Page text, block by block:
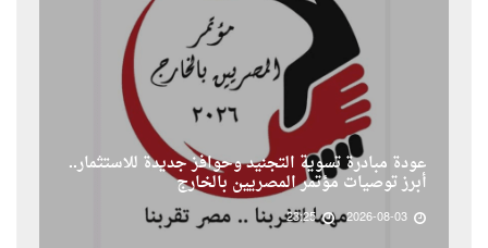
عودة مبادرة تسوية التجنيد وحوافز جديدة للاستثمار..
أبرز توصيات مؤتمر المصريين بالخارج
2026-08-03
23:25